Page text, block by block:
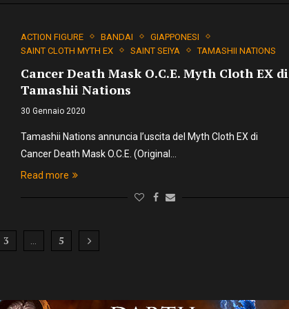
ACTION FIGURE BANDAI
GIAPPONESI
SAINT CLOTH MYTH EX
SAINT SEIYA TAMASHII NATIONS
Cancer Death Mask O.C.E. Myth Cloth EX di
Tamashii Nations
30 Gennaio 2020
Tamashii Nations annuncia l’uscita del Myth Cloth EX di
Cancer Death Mask O.C.E. (Original…
Read more
3 5